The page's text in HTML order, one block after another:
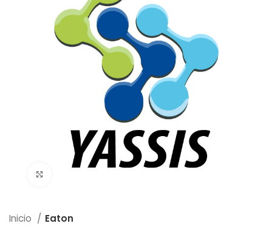
Inicio Eaton